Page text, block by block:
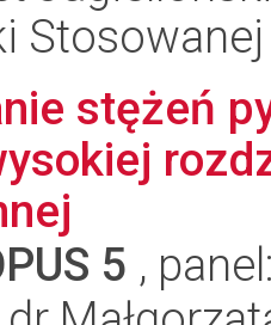
Stosowanej
stężeń
5 ,